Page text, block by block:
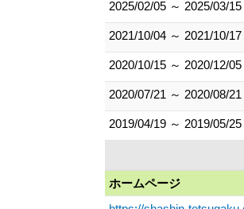
2025/02/05 ～ 2025/03/15
2021/10/04 ～ 2021/10/17
2020/10/15 ～ 2020/12/05
2020/07/21 ～ 2020/08/21
2019/04/19 ～ 2019/05/25
ホームページ